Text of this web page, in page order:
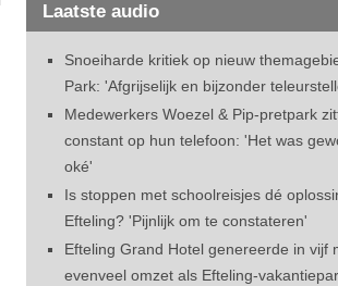
Laatste audio
Snoeiharde kritiek op nieuw
Park: 'Afgrijselijk en bijzonder
Medewerkers Woezel & Pip-pretpark
constant op hun telefoon: 'Het was
oké'
Is stoppen met schoolreisjes dé
Efteling? 'Pijnlijk om te constateren'
Efteling Grand Hotel genereerde in vijf
evenveel omzet als Efteling-